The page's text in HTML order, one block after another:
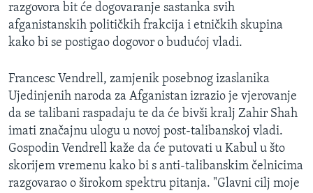
ŽENSKA STRANA
IZBJEGLIČKA STRANA
O GLASU AMERIKE
Learning English
PRATITE NAS
razgovora bit će dogovaranje sastanka svih
afganistanskih političkih frakcija i etničkih skupina
kako bi se postigao dogovor o budućoj vladi.
Francesc Vendrell, zamjenik posebnog izaslanika
Ujedinjenih naroda za Afganistan izrazio je vjerovanje
da se talibani raspadaju te da će bivši kralj Zahir Shah
imati značajnu ulogu u novoj post-talibanskoj vladi.
Gospodin Vendrell kaže da će putovati u Kabul u što
skorijem vremenu kako bi s anti-talibanskim čelnicima
razgovarao o širokom spektru pitanja. "Glavni cilj moje